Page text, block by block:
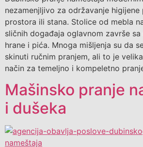
nezamenjljivo za održavanje higijene
prostora ili stana. Stolice od mebla
sličnih događaja oglavnom završe
hrane i pića. Mnoga mišljenja su da
skinuti ručnim pranjem, ali to je
način za temeljno i kompeletno
Mašinsko pranje
i dušeka